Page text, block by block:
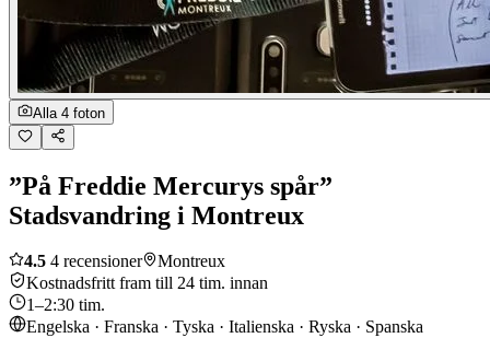
Alla 4 foton
”På Freddie Mercurys spår”
Stadsvandring i Montreux
4.5 4 recensioner
Montreux
Kostnadsfritt fram till 24 tim. innan
1–2:30 tim.
Engelska · Franska · Tyska · Italienska · Ryska · Spanska